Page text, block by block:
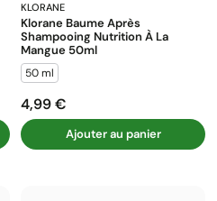
KLORANE
Klorane Baume Après
Shampooing Nutrition À La
Mangue 50ml
50 ml
Prix
4,99 €
Ajouter au panier